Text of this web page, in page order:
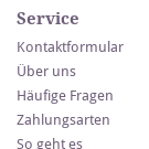
Service
Kontaktformular
Über uns
Häufige Fragen
Zahlungsarten
So geht es